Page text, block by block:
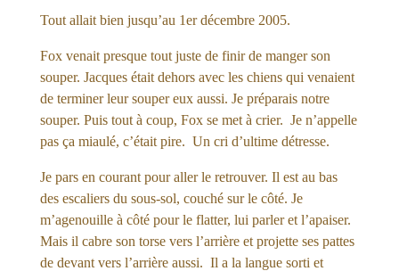
Tout allait bien jusqu’au 1er décembre 2005.
Fox venait presque tout juste de finir de manger son
souper. Jacques était dehors avec les chiens qui venaient
de terminer leur souper eux aussi. Je préparais notre
souper. Puis tout à coup, Fox se met à crier. Je n’appelle
pas ça miaulé, c’était pire. Un cri d’ultime détresse.
Je pars en courant pour aller le retrouver. Il est au bas
des escaliers du sous-sol, couché sur le côté. Je
m’agenouille à côté pour le flatter, lui parler et l’apaiser.
Mais il cabre son torse vers l’arrière et projette ses pattes
de devant vers l’arrière aussi. Il a la langue sorti et